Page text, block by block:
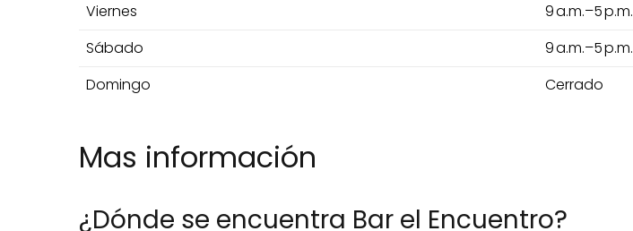
Viernes
9 a.m.–5 p.m.
Sábado
9 a.m.–5 p.m.
Domingo
Cerrado
Mas información
¿Dónde se encuentra Bar el Encuentro?